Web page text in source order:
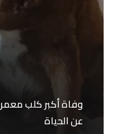
وفاة أكبر كلب
عن الحياة